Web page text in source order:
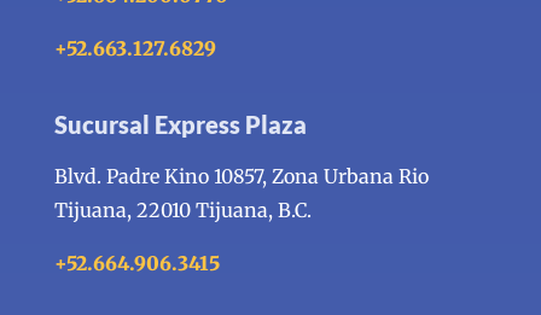
+52.663.127.6829
Sucursal Express Plaza
Blvd. Padre Kino 10857, Zona Urbana Rio
Tijuana, 22010 Tijuana, B.C.
+52.664.906.3415